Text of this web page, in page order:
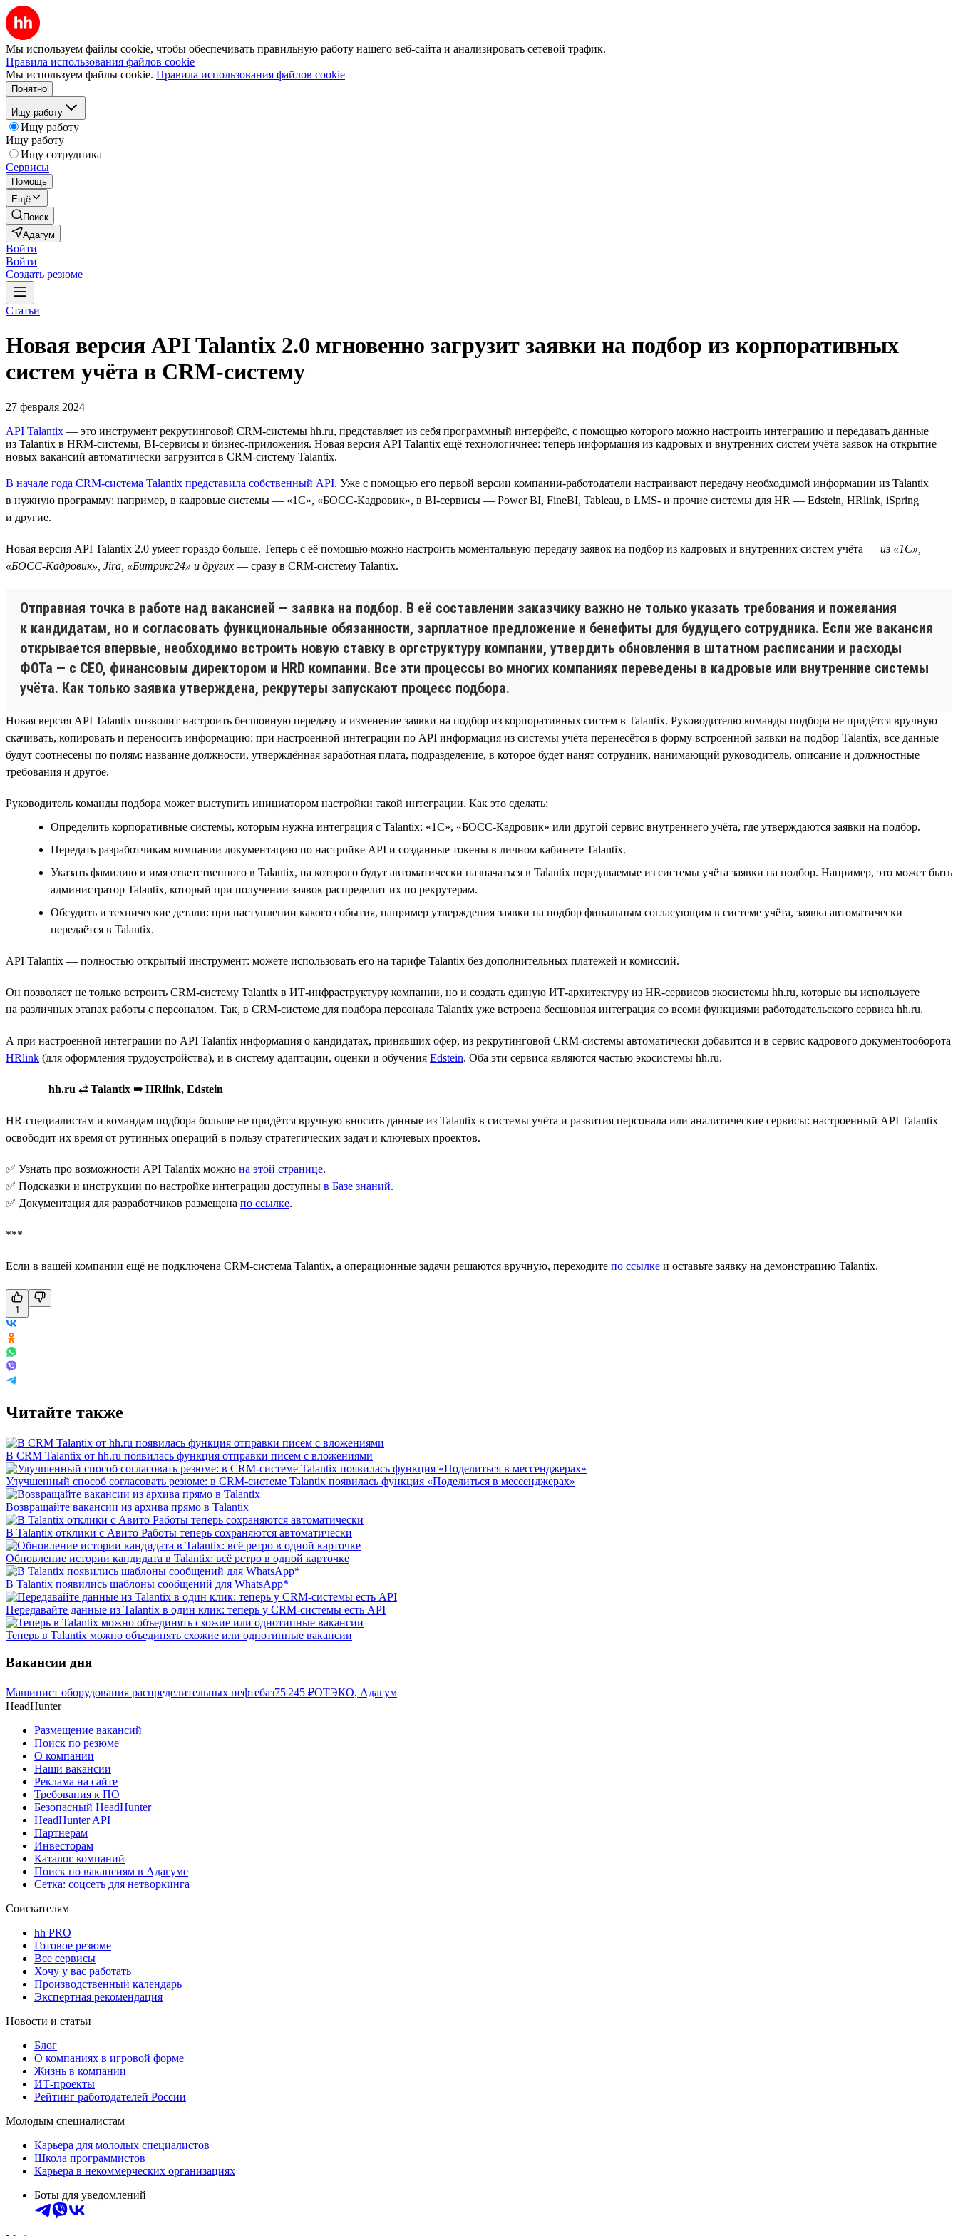
Мы используем файлы cookie, чтобы обеспечивать правильную работу нашего веб-сайта и анализировать сетевой трафик.
Правила использования файлов cookie
Мы используем файлы cookie. Правила использования файлов cookie
Понятно
Ищу работу
Ищу работу
Ищу работу
Ищу сотрудника
Сервисы
Помощь
Ещё
Поиск
Адагум
Войти
Войти
Создать резюме
Статьи
Новая версия API Talantix 2.0 мгновенно загрузит заявки на подбор из корпоративных
систем учёта в CRM-систему
27 февраля 2024
API Talantix — это инструмент рекрутинговой СRM-системы hh.ru, представляет из себя программный интерфейс, с помощью которого можно настроить интеграцию и передавать данные
из Talantix в HRM-системы, BI-сервисы и бизнес-приложения. Новая версия API Talantix ещё технологичнее: теперь информация из кадровых и внутренних систем учёта заявок на открытие
новых вакансий автоматически загрузится в CRM-систему Talantix.
В начале года CRM-система Talantix представила собственный API. Уже с помощью его первой версии компании-работодатели настраивают передачу необходимой информации из Talantix
в нужную программу: например, в кадровые системы — «1С», «БОСС-Кадровик», в BI-сервисы — Power BI, FineBI, Tableau, в LMS- и прочие системы для HR — Edstein, HRlink, iSpring
и другие.
Новая версия API Talantix 2.0 умеет гораздо больше. Теперь с её помощью можно настроить моментальную передачу заявок на подбор из кадровых и внутренних систем учёта — из «1С»,
«БОСС-Кадровик», Jira, «Битрикс24» и других — сразу в CRM-систему Talantix.
Отправная точка в работе над вакансией — заявка на подбор. В её составлении заказчику важно не только указать требования и пожелания
к кандидатам, но и согласовать функциональные обязанности, зарплатное предложение и бенефиты для будущего сотрудника. Если же вакансия
открывается впервые, необходимо встроить новую ставку в оргструктуру компании, утвердить обновления в штатном расписании и расходы
ФОТа — с CEO, финансовым директором и HRD компании. Все эти процессы во многих компаниях переведены в кадровые или внутренние системы
учёта. Как только заявка утверждена, рекрутеры запускают процесс подбора.
Новая версия API Talantix позволит настроить бесшовную передачу и изменение заявки на подбор из корпоративных систем в Talantix. Руководителю команды подбора не придётся вручную
скачивать, копировать и переносить информацию: при настроенной интеграции по API информация из системы учёта перенесётся в форму встроенной заявки на подбор Talantix, все данные
будут соотнесены по полям: название должности, утверждённая заработная плата, подразделение, в которое будет нанят сотрудник, нанимающий руководитель, описание и должностные
требования и другое.
Руководитель команды подбора может выступить инициатором настройки такой интеграции. Как это сделать:
Определить корпоративные системы, которым нужна интеграция с Talantix: «1С», «БОСС-Кадровик» или другой сервис внутреннего учёта, где утверждаются заявки на подбор.
Передать разработчикам компании документацию по настройке API и созданные токены в личном кабинете Talantix.
Указать фамилию и имя ответственного в Talantix, на которого будут автоматически назначаться в Talantix передаваемые из системы учёта заявки на подбор. Например, это может быть
администратор Talantix, который при получении заявок распределит их по рекрутерам.
Обсудить и технические детали: при наступлении какого события, например утверждения заявки на подбор финальным согласующим в системе учёта, заявка автоматически
передаётся в Talantix.
API Talantix — полностью открытый инструмент: можете использовать его на тарифе Talantix без дополнительных платежей и комиссий.
Он позволяет не только встроить CRM-систему Talantix в ИТ-инфраструктуру компании, но и создать единую ИТ-архитектуру из HR-сервисов экосистемы hh.ru, которые вы используете
на различных этапах работы с персоналом. Так, в CRM-системе для подбора персонала Talantix уже встроена бесшовная интеграция со всеми функциями работодательского сервиса hh.ru.
А при настроенной интеграции по API Talantix информация о кандидатах, принявших офер, из рекрутинговой CRM-системы автоматически добавится и в сервис кадрового документооборота
HRlink (для оформления трудоустройства), и в систему адаптации, оценки и обучения Edstein. Оба эти сервиса являются частью экосистемы hh.ru.
hh.ru ⥄ Talantix ⇒ HRlink, Edstein
HR-специалистам и командам подбора больше не придётся вручную вносить данные из Talantix в системы учёта и развития персонала или аналитические сервисы: настроенный API Talantix
освободит их время от рутинных операций в пользу стратегических задач и ключевых проектов.
✅ Узнать про возможности API Talantix можно на этой странице.
✅ Подсказки и инструкции по настройке интеграции доступны в Базе знаний.
✅ Документация для разработчиков размещена по ссылке.
***
Если в вашей компании ещё не подключена CRM-система Talantix, а операционные задачи решаются вручную, переходите по ссылке и оставьте заявку на демонстрацию Talantix.
1
Читайте также
В CRM Talantix от hh.ru появилась функция отправки писем с вложениями
Улучшенный способ согласовать резюме: в CRM-системе Talantix появилась функция «Поделиться в мессенджерах»
Возвращайте вакансии из архива прямо в Talantix
В Talantix отклики с Авито Работы теперь сохраняются автоматически
Обновление истории кандидата в Talantix: всё ретро в одной карточке
В Talantix появились шаблоны сообщений для WhatsApp*
Передавайте данные из Talantix в один клик: теперь у CRM-системы есть API
Теперь в Talantix можно объединять схожие или однотипные вакансии
Вакансии дня
Машинист оборудования распределительных нефтебаз75 245 ₽ОТЭКО, Адагум
HeadHunter
Размещение вакансий
Поиск по резюме
О компании
Наши вакансии
Реклама на сайте
Требования к ПО
Безопасный HeadHunter
HeadHunter API
Партнерам
Инвесторам
Каталог компаний
Поиск по вакансиям в Адагуме
Сетка: соцсеть для нетворкинга
Соискателям
hh PRO
Готовое резюме
Все сервисы
Хочу у вас работать
Производственный календарь
Экспертная рекомендация
Новости и статьи
Блог
О компаниях в игровой форме
Жизнь в компании
ИТ-проекты
Рейтинг работодателей России
Молодым специалистам
Карьера для молодых специалистов
Школа программистов
Карьера в некоммерческих организациях
Боты для уведомлений